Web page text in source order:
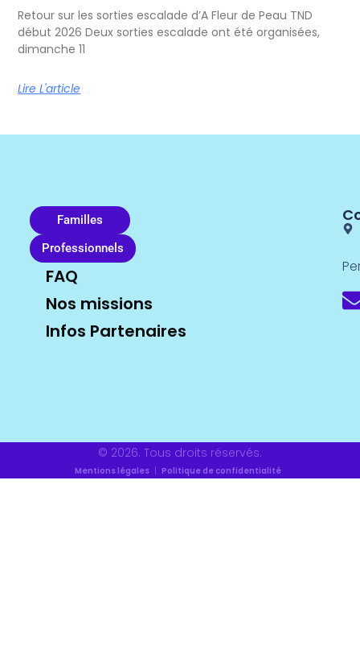
Retour sur les sorties escalade d’A Fleur de Peau TND
début 2026 Deux sorties escalade ont été organisées,
dimanche 11
Lire L'article
Familles
Professionnels
FAQ
Nos missions
Infos Partenaires
© 2026. Tous droits réservés.
Mentions légales| Politique de confidentialité